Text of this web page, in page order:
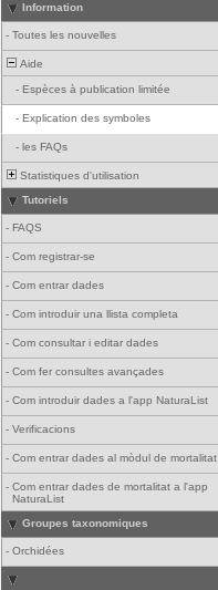
Information
- Toutes les nouvelles
Aide
- Espèces à publication limitée
- Explication des symboles
- les FAQs
Statistiques d'utilisation
Tutoriels
- FAQS
- Com registrar-se
- Com entrar dades
- Com introduir una llista completa
- Com consultar i editar dades
- Com fer consultes avançades
- Com introduir dades a l'app NaturaList
- Verificacions
- Com entrar dades al mòdul de mortalitat
- Com entrar dades de mortalitat a l'app
NaturaList
Groupes taxonomiques
- Orchidées